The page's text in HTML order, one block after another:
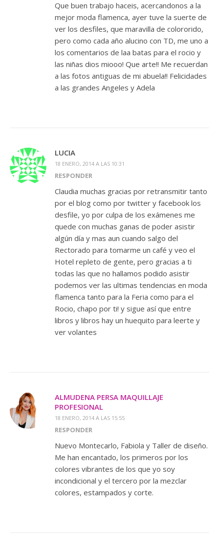
Que buen trabajo haceis, acercandonos a la
mejor moda flamenca, ayer tuve la suerte de
ver los desfiles, que maravilla de colororido,
pero como cada año alucino con TD, me uno a
los comentarios de laa batas para el rocio y
las niñas dios miooo! Que arte!! Me recuerdan
a las fotos antiguas de mi abuela!! Felicidades
a las grandes Angeles y Adela
LUCIA
18 ENERO, 2014 A LAS 10:31
RESPONDER
Claudia muchas gracias por retransmitir tanto
por el blog como por twitter y facebook los
desfile, yo por culpa de los exámenes me
quede con muchas ganas de poder asistir
algún día y mas aun cuando salgo del
Rectorado para tomarme un café y veo el
Hotel repleto de gente, pero gracias a ti
todas las que no hallamos podido asistir
podemos ver las ultimas tendencias en moda
flamenca tanto para la Feria como para el
Rocio, chapo por ti! y sigue así que entre
libros y libros hay un huequito para leerte y
ver volantes
ALMUDENA PERSA MAQUILLAJE
PROFESIONAL
18 ENERO, 2014 A LAS 15:55
RESPONDER
Nuevo Montecarlo, Fabiola y Taller de diseño.
Me han encantado, los primeros por los
colores vibrantes de los que yo soy
incondicional y el tercero por la mezclar
colores, estampados y corte.